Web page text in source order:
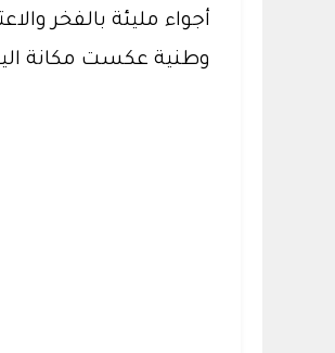
أجواء مليئة بالفخر
وطنية عكست مكانة